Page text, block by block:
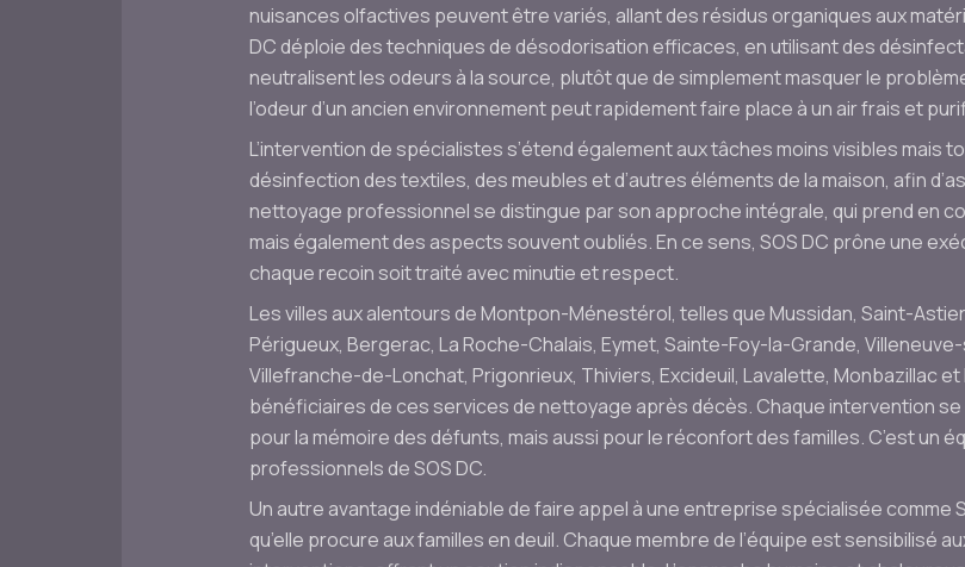
nuisances olfactives peuvent être variés, allant des résidus organiques aux
DC déploie des techniques de désodorisation efficaces, en utilisant des
neutralisent les odeurs à la source, plutôt que de simplement masquer le
l’odeur d’un ancien environnement peut rapidement faire place à un air frais et
L’intervention de spécialistes s’étend également aux tâches moins visibles mais
désinfection des textiles, des meubles et d’autres éléments de la maison, afin
nettoyage professionnel se distingue par son approche intégrale, qui prend en
mais également des aspects souvent oubliés. En ce sens, SOS DC prône une
chaque recoin soit traité avec minutie et respect.
Les villes aux alentours de Montpon-Ménestérol, telles que Mussidan, Saint-
Périgueux, Bergerac, La Roche-Chalais, Eymet, Sainte-Foy-la-Grande,
Villefranche-de-Lonchat, Prigonrieux, Thiviers, Excideuil, Lavalette, Monbazillac
bénéficiaires de ces services de nettoyage après décès. Chaque intervention
pour la mémoire des défunts, mais aussi pour le réconfort des familles. C’est un
professionnels de SOS DC.
Un autre avantage indéniable de faire appel à une entreprise spécialisée comme
qu’elle procure aux familles en deuil. Chaque membre de l’équipe est sensibilisé